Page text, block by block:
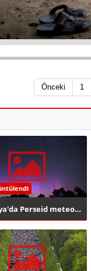
Önceki 1
Almanya'da Perseid meteor yağmuru ve kuzey ışıkları büyüledi